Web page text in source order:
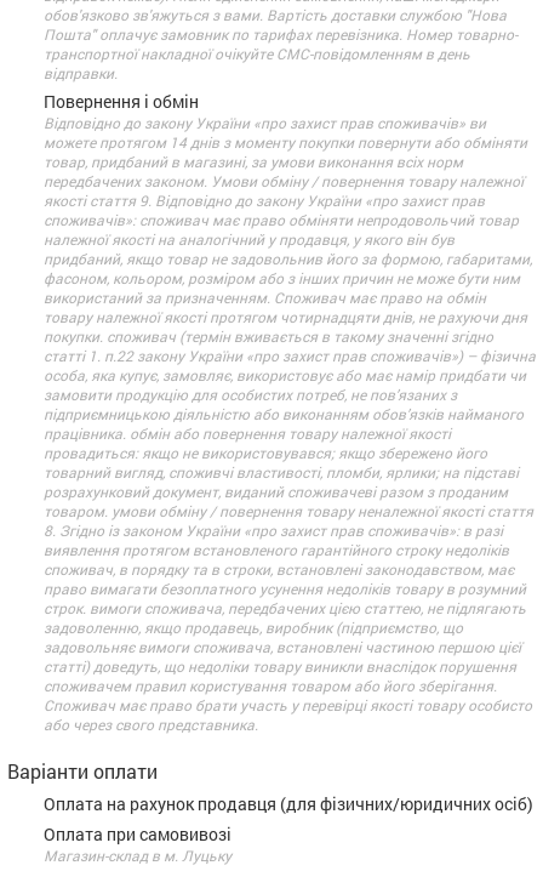
обов'язково зв'яжуться з вами. Вартість доставки службою "Нова
Пошта" оплачує замовник по тарифах перевізника. Номер товарно-
транспортної накладної очікуйте СМС-повідомленням в день
відправки.
Повернення і обмін
Відповідно до закону України «про захист прав споживачів» ви
можете протягом 14 днів з моменту покупки повернути або обміняти
товар, придбаний в магазині, за умови виконання всіх норм
передбачених законом. Умови обміну / повернення товару належної
якості стаття 9. Відповідно до закону України «про захист прав
споживачів»: споживач має право обміняти непродовольчий товар
належної якості на аналогічний у продавця, у якого він був
придбаний, якщо товар не задовольнив його за формою, габаритами,
фасоном, кольором, розміром або з інших причин не може бути ним
використаний за призначенням. Споживач має право на обмін
товару належної якості протягом чотирнадцяти днів, не рахуючи дня
покупки. споживач (термін вживається в такому значенні згідно
статті 1. п.22 закону України «про захист прав споживачів») – фізична
особа, яка купує, замовляє, використовує або має намір придбати чи
замовити продукцію для особистих потреб, не пов’язаних з
підприємницькою діяльністю або виконанням обов’язків найманого
працівника. обмін або повернення товару належної якості
провадиться: якщо не використовувався; якщо збережено його
товарний вигляд, споживчі властивості, пломби, ярлики; на підставі
розрахунковий документ, виданий споживачеві разом з проданим
товаром. умови обміну / повернення товару неналежної якості стаття
8. Згідно із законом України «про захист прав споживачів»: в разі
виявлення протягом встановленого гарантійного строку недоліків
споживач, в порядку та в строки, встановлені законодавством, має
право вимагати безоплатного усунення недоліків товару в розумний
строк. вимоги споживача, передбачених цією статтею, не підлягають
задоволенню, якщо продавець, виробник (підприємство, що
задовольняє вимоги споживача, встановлені частиною першою цієї
статті) доведуть, що недоліки товару виникли внаслідок порушення
споживачем правил користування товаром або його зберігання.
Споживач має право брати участь у перевірці якості товару особисто
або через свого представника.
Варіанти оплати
Оплата на рахунок продавця (для фізичних/юридичних осіб)
Оплата при самовивозі
Магазин-склад в м. Луцьку